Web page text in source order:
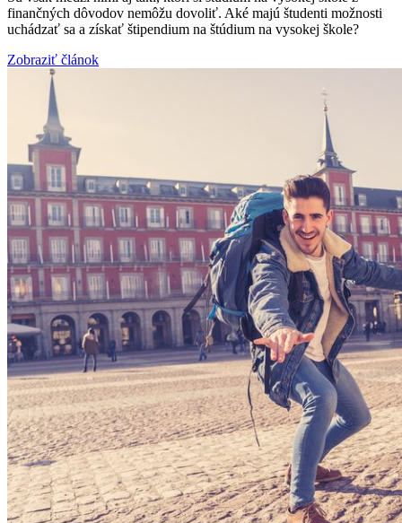
finančných dôvodov nemôžu dovoliť. Aké majú študenti možnosti
uchádzať sa a získať štipendium na štúdium na vysokej škole?
Zobraziť článok